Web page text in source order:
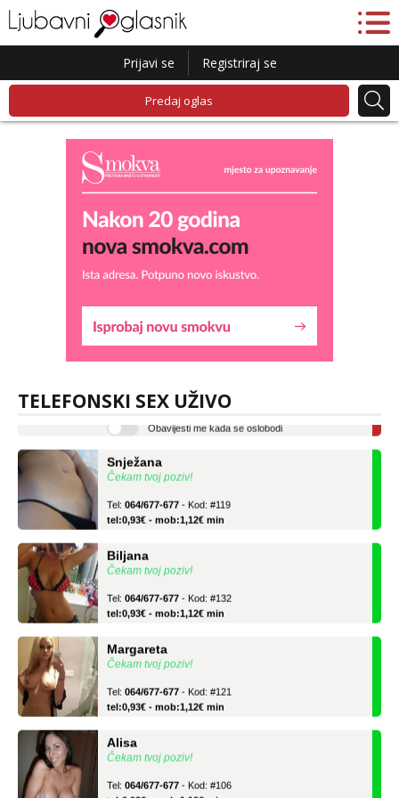
Prijavi se Registriraj se
Predaj oglas
TELEFONSKI SEX UŽIVO
Liliana
tel:0,93€ - mob:1,12€ min
Čekam tvoj poziv!
tel:0,93€ - mob:1,12€ min
Čekam tvoj poziv!
tel:0,93€ - mob:1,12€ min
Čekam tvoj poziv!
tel:0,93€ - mob:1,12€ min
Čekam tvoj poziv!
tel:0,93€ - mob:1,12€ min